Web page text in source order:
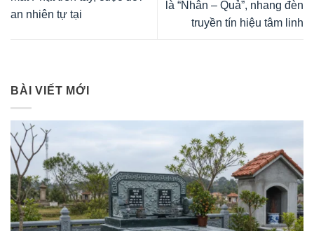
an nhiên tự tại
là “Nhân – Quả”, nhang đèn
truyền tín hiệu tâm linh
BÀI VIẾT MỚI